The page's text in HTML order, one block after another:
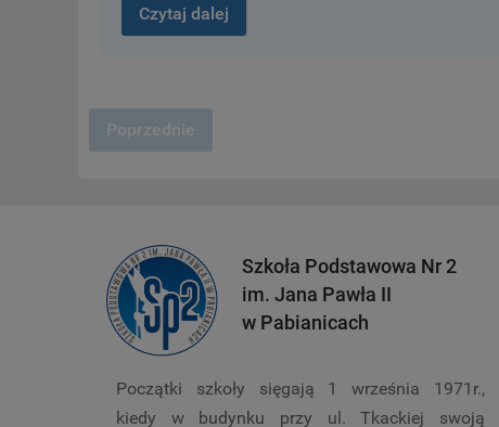
Czytaj dalej
Poprzednie
Szkoła Podstawowa Nr 2
im. Jana Pawła II
w Pabianicach
Początki szkoły sięgają 1 września 1971r.,
kiedy w budynku przy ul. Tkackiej swoją